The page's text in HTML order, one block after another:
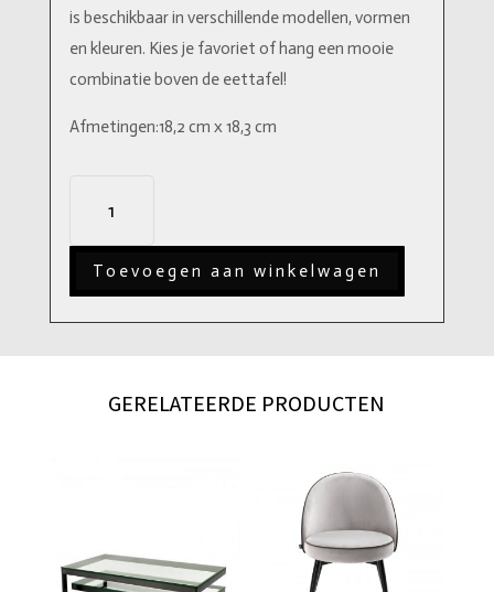
is beschikbaar in verschillende modellen, vormen
en kleuren. Kies je favoriet of hang een mooie
combinatie boven de eettafel!
Afmetingen:18,2 cm x 18,3 cm
Round
S
aantal
Toevoegen aan winkelwagen
GERELATEERDE PRODUCTEN